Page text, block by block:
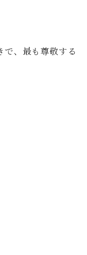
、最も尊敬する